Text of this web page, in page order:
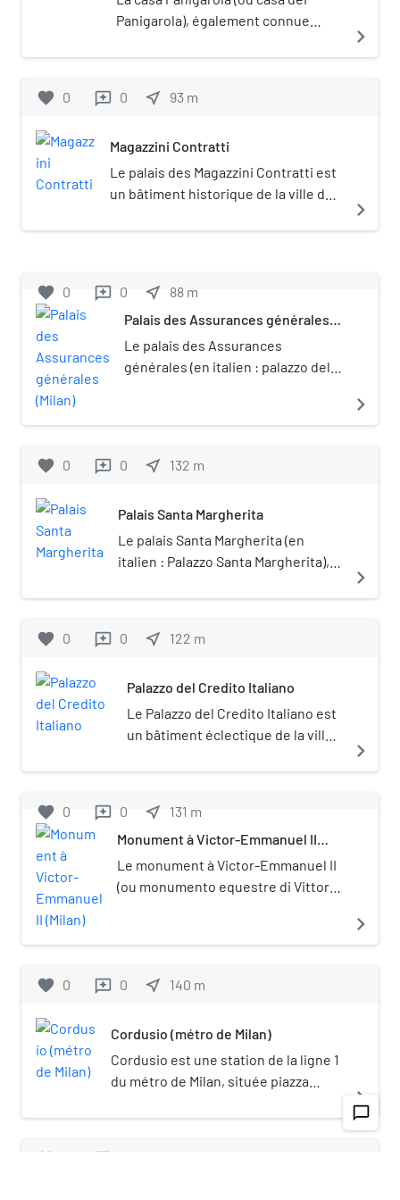
Panigarola), également connue
des Notaires), est un bâtiment
Italie. Elle occupe le côté sud-ouest
cité milanaise à l'époque médiévale.
navigate_next
favorite 0 reviews 0 near_me 93 m
Magazzini Contratti
Le palais des Magazzini Contratti est
un bâtiment historique de la ville de
navigate_next
favorite 0 reviews 0 near_me 88 m
Palais des Assurances générales
Le palais des Assurances
générales (en italien : palazzo delle
Milan en Italie.
navigate_next
favorite 0 reviews 0 near_me 132 m
Palais Santa Margherita
Le palais Santa Margherita (en
italien : Palazzo Santa Margherita),
de la Banca Popolare di Novara (en
Popolare di Novara), est un
Milan en Italie.
navigate_next
favorite 0 reviews 0 near_me 122 m
Palazzo del Credito Italiano
Le Palazzo del Credito Italiano est
un bâtiment éclectique de la ville
navigate_next
favorite 0 reviews 0 near_me 131 m
Monument à Victor-Emmanuel II
Le monument à Victor-Emmanuel II
(ou monumento equestre di Vittorio
sur la Piazza del Duomo (Place de la
principale du Duomo di Milano.
navigate_next
favorite 0 reviews 0 near_me 140 m
Cordusio (métro de Milan)
Cordusio est une station de la ligne 1
du métro de Milan, située piazza
Milan
navigate_next
chat_bubble_outline